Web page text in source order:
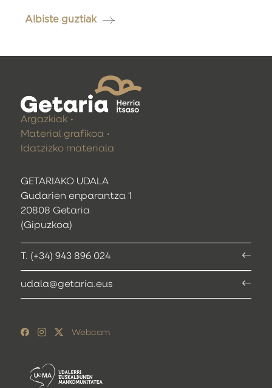
Albiste guztiak
GETARIAKO UDALA
Gudarien enparantza 1
20808 Getaria
(Gipuzkoa)
T. (+34) 943 896 024
udala@getaria.eus
Argazkiak
Material grafikoa
Idatzizko materiala
Webcam